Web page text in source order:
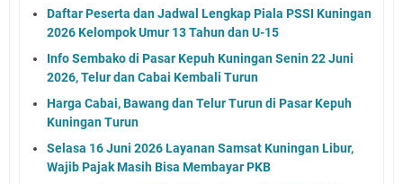
Daftar Peserta dan Jadwal Lengkap Piala PSSI Kuningan
2026 Kelompok Umur 13 Tahun dan U-15
Info Sembako di Pasar Kepuh Kuningan Senin 22 Juni
2026, Telur dan Cabai Kembali Turun
Harga Cabai, Bawang dan Telur Turun di Pasar Kepuh
Kuningan Turun
Selasa 16 Juni 2026 Layanan Samsat Kuningan Libur,
Wajib Pajak Masih Bisa Membayar PKB